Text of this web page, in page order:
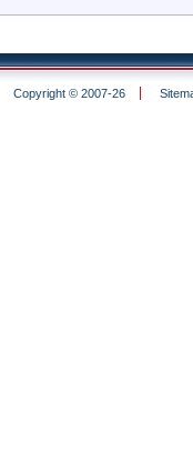
Copyright © 2007-26